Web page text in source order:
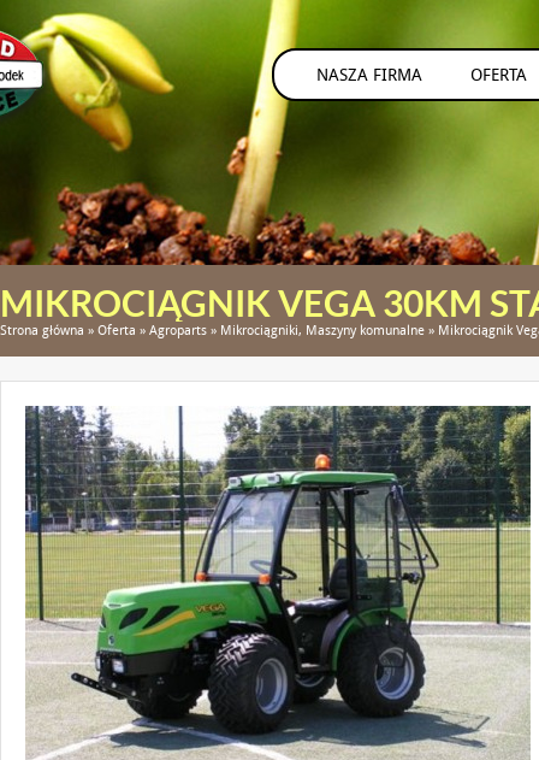
NASZA FIRMA OFERTA
MIKROCIĄGNIK VEGA 30KM
Strona główna » Oferta » Agroparts » Mikrociągniki, Maszyny komunalne » Mikrociągnik